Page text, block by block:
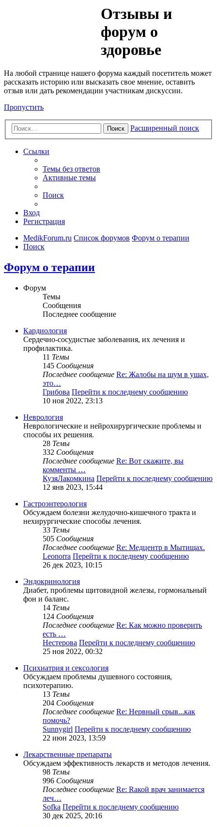
Отзывы и
форум о
здоровье
На любой странице нашего форума каждый посетитель может
рассказать историю или высказать свое мнение, оставить
отзыв или дать рекомендации участникам дискуссии.
Пропустить
Поиск Расширенный поиск
Ссылки
Темы без ответов
Активные темы
Поиск
Вход
Регистрация
MedikForum.ru Список форумов Форум о терапии
Поиск
Форум о терапии
Форум
Темы
Сообщения
Последнее сообщение
Кардиология
Сердечно-сосудистые заболевания, их лечения и
профилактика.
11 Темы
145 Сообщения
Последнее сообщение Re: Жалобы на шум в ушах,
это…
Грибова Перейти к последнему сообщению
10 ноя 2022, 23:13
Неврология
Неврологические и нейрохирургические проблемы и
способы их решения.
28 Темы
332 Сообщения
Последнее сообщение Re: Вот скажите, вы
комменты …
КузяЛакомкина Перейти к последнему сообщению
12 янв 2023, 15:44
Гастроэнтерология
Обсуждаем болезни желудочно-кишечного тракта и
нехирургические способы лечения.
33 Темы
505 Сообщения
Последнее сообщение Re: Медцентр в Мытищах.
Leonorra Перейти к последнему сообщению
26 дек 2023, 10:15
Эндокринология
Диабет, проблемы щитовидной железы, гормональный
фон и баланс.
14 Темы
124 Сообщения
Последнее сообщение Re: Как можно проверить
есть …
Нестерова Перейти к последнему сообщению
25 ноя 2022, 00:32
Психиатрия и сексология
Обсуждаем проблемы душевного состояния,
психотерапию.
13 Темы
204 Сообщения
Последнее сообщение Re: Нервный срыв...как
помочь?
Sunnygirl Перейти к последнему сообщению
22 июн 2023, 13:59
Лекарственные препараты
Обсуждаем эффективность лекарств и методов лечения.
98 Темы
996 Сообщения
Последнее сообщение Re: Rакой врач занимается
леч…
Sofka Перейти к последнему сообщению
30 дек 2025, 20:16